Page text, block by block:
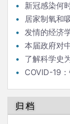
新冠感染何
居家制氧和
发情的经济
本届政府对
了解科学史
COVID-19
归档